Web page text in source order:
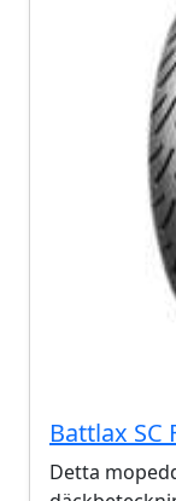
Battlax SC
Detta